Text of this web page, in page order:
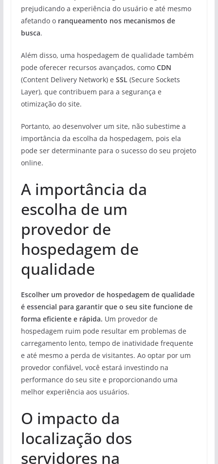
prejudicando a experiência do usuário e até mesmo
afetando o ranqueamento nos mecanismos de
busca.
Além disso, uma hospedagem de qualidade também
pode oferecer recursos avançados, como CDN
(Content Delivery Network) e SSL(Secure Sockets
Layer), que contribuem para a segurança e
otimização do site.
Portanto, ao desenvolver um site, não subestime a
importância da escolha da hospedagem, pois ela
pode ser determinante para o sucesso do seu projeto
online.
A importância da
escolha de um
provedor de
hospedagem de
qualidade
Escolher um provedor de hospedagem de qualidade
é essencial para garantir que o seu site funcione de
forma eficiente e rápida. Um provedor de
hospedagem ruim pode resultar em problemas de
carregamento lento, tempo de inatividade frequente
e até mesmo a perda de visitantes. Ao optar por um
provedor confiável, você estará investindo na
performance do seu site e proporcionando uma
melhor experiência aos usuários.
O impacto da
localização dos
servidores na